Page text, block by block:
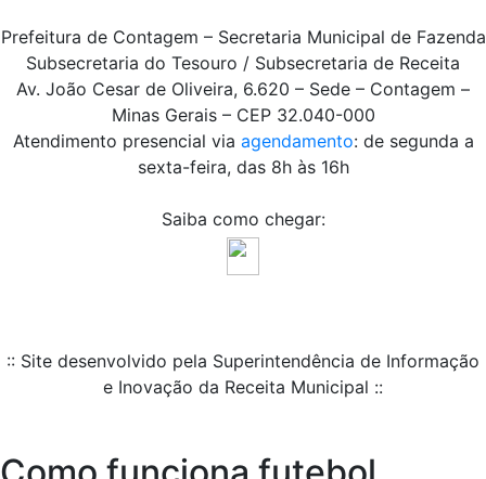
Prefeitura de Contagem – Secretaria Municipal de Fazenda
Subsecretaria do Tesouro / Subsecretaria de Receita
Av. João Cesar de Oliveira, 6.620 – Sede – Contagem –
Minas Gerais – CEP 32.040-000
Atendimento presencial via agendamento: de segunda a
sexta-feira, das 8h às 16h
Saiba como chegar:
:: Site desenvolvido pela Superintendência de Informação
e Inovação da Receita Municipal ::